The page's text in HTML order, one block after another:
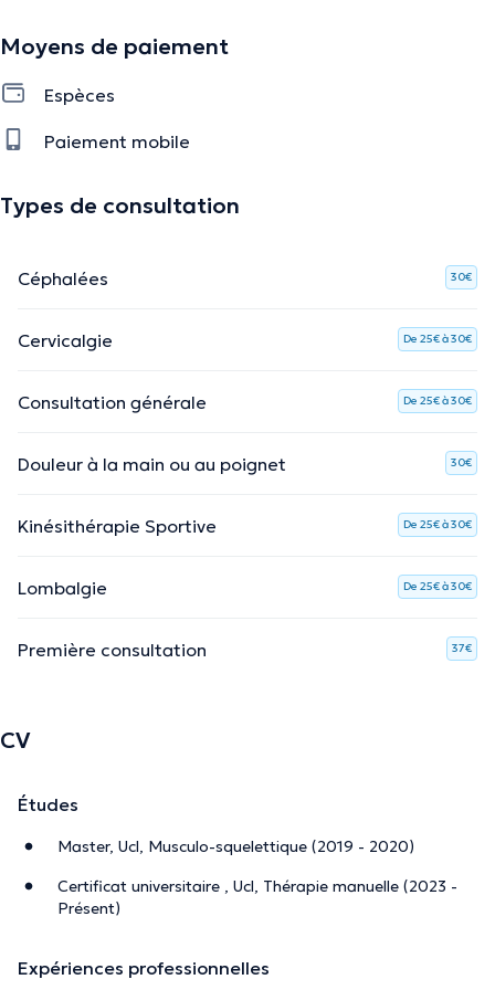
informations vérifiées.
Moyens de paiement
Espèces
Paiement mobile
Types de consultation
Céphalées 30€
Cervicalgie De 25€ à 30€
Consultation générale De 25€ à 30€
Douleur à la main ou au poignet 30€
Kinésithérapie Sportive De 25€ à 30€
Lombalgie De 25€ à 30€
Première consultation 37€
CV
Études
Master, Ucl, Musculo-squelettique (2019 - 2020)
Certificat universitaire , Ucl, Thérapie manuelle (2023 -
Présent)
Expériences professionnelles